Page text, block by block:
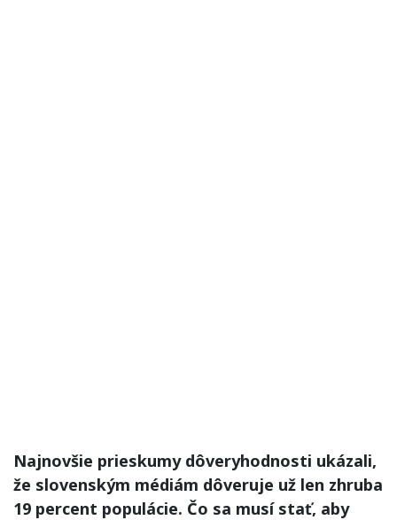
Najnovšie prieskumy dôveryhodnosti ukázali,
že slovenským médiám dôveruje už len zhruba
19 percent populácie. Čo sa musí stať, aby